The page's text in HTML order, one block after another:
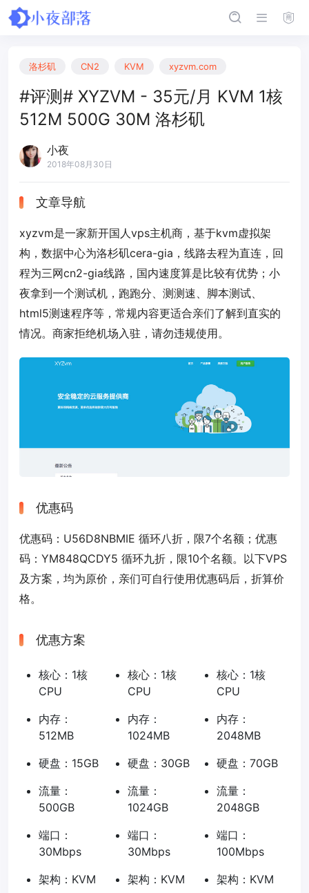
洛杉矶 CN2 KVM xyzvm.com
#评测# XYZVM - 35元/月 KVM 1核
512M 500G 30M 洛杉矶
小夜
2018年08月30日
文章导航
xyzvm是一家新开国人vps主机商，基于kvm虚拟架
构，数据中心为洛杉矶cera-gia，线路去程为直连，回
程为三网cn2-gia线路，国内速度算是比较有优势；小
夜拿到一个测试机，跑跑分、测测速、脚本测试、
html5测速程序等，常规内容更适合亲们了解到直实的
情况。商家拒绝机场入驻，请勿违规使用。
优惠码
优惠码： U56D8NBMIE 循环八折，限7个名额；优惠
码： YM848QCDY5 循环九折，限10个名额。以下VPS
及方案，均为原价，亲们可自行使用优惠码后，折算价
格。
优惠方案
核心：1核
CPU
内存：
512MB
硬盘：15GB
流量：
500GB
端口：
30Mbps
架构：KVM
核心：1核
CPU
内存：
1024MB
硬盘：30GB
流量：
1024GB
端口：
30Mbps
架构：KVM
核心：1核
CPU
内存：
2048MB
硬盘：70GB
流量：
2048GB
端口：
100Mbps
架构：KVM